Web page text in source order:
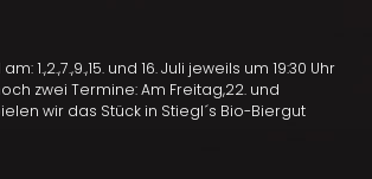
1.,2.,7.,9.,15. und 16. Juli jeweils um 19:30 Uhr
zwei Termine: Am Freitag,22. und
wir das Stück in Stiegl´s Bio-Biergut